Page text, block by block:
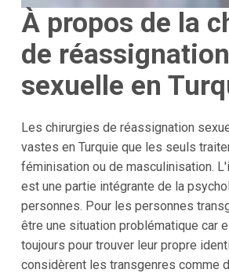
À propos de la
de réassignation
sexuelle en
Les chirurgies de réassignation
vastes en Turquie que les seuls
féminisation ou de masculinisation.
est une partie intégrante de la
personnes. Pour les personnes
être une situation problématique car
toujours pour trouver leur propre
considèrent les transgenres comme